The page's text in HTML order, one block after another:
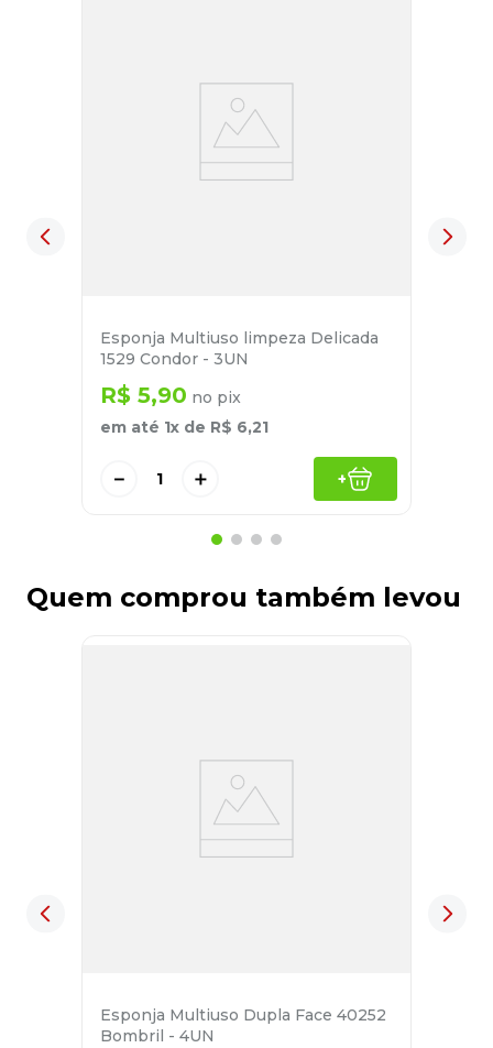
Esponja Multiuso limpeza Delicada
1529 Condor - 3UN
R$ 5,90 no pix
em até 1x de R$ 6,21
＋
－ +
Quem comprou também levou
Esponja Multiuso Dupla Face 40252
Bombril - 4UN